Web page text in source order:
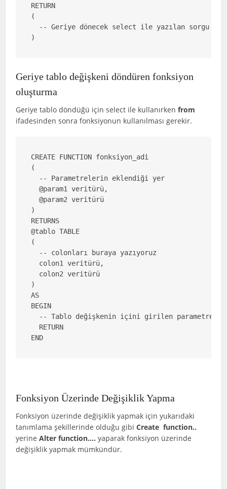
RETURN
(
-- Geriye dönecek select ile yazılan sorgu
)
Geriye tablo değişkeni döndüren fonksiyon
oluşturma
Geriye tablo döndüğü için select ile kullanırkenfrom
ifadesinden sonra fonksiyonun kullanılması gerekir.
CREATE FUNCTION fonksiyon_adi
(
-- Parametrelerin eklendiği yer
@param1 veritürü,
@param2 veritürü
)
RETURNS
@tablo TABLE
(
-- colonları buraya yazıyoruz
colon1 veritürü,
colon2 veritürü
)
AS
BEGIN
-- Tablo değişkenin içini girilen
RETURN
END
Fonksiyon Üzerinde Değişiklik Yapma
Fonksiyon üzerinde değişiklik yapmak için yukarıdaki
tanımlama şekillerinde olduğu gibi Create function..
yerine Alter function…. yaparak fonksiyon üzerinde
değişiklik yapmak mümkündür.